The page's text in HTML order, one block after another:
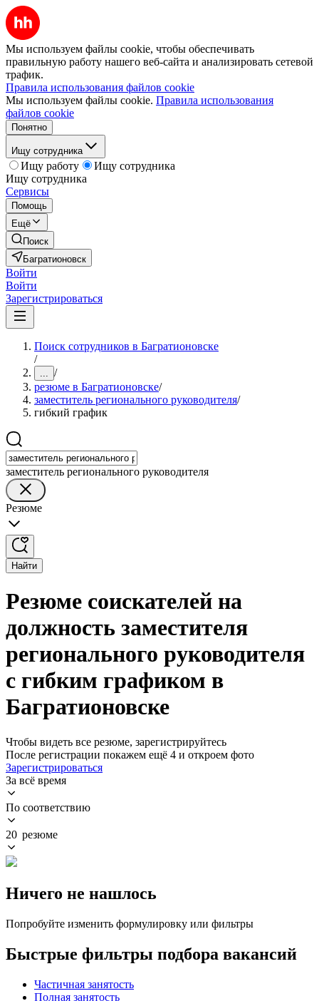
Мы используем файлы cookie, чтобы обеспечивать
правильную работу нашего веб-сайта и анализировать сетевой
трафик.
Правила использования файлов cookie
Мы используем файлы cookie. Правила использования
файлов cookie
Понятно
Ищу сотрудника
Ищу работу
Ищу сотрудника
Ищу сотрудника
Сервисы
Помощь
Ещё
Поиск
Багратионовск
Войти
Войти
Зарегистрироваться
Поиск сотрудников в Багратионовске
/
... /
резюме в Багратионовске/
заместитель регионального руководителя/
гибкий график
заместитель регионального руководителя
Резюме
Найти
Резюме соискателей на
должность заместителя
регионального руководителя
с гибким графиком в
Багратионовске
Чтобы видеть все резюме, зарегистрируйтесь
После регистрации покажем ещё 4 и откроем фото
Зарегистрироваться
За всё время
По соответствию
20 резюме
Ничего не нашлось
Попробуйте изменить формулировку или фильтры
Быстрые фильтры подбора вакансий
Частичная занятость
Полная занятость